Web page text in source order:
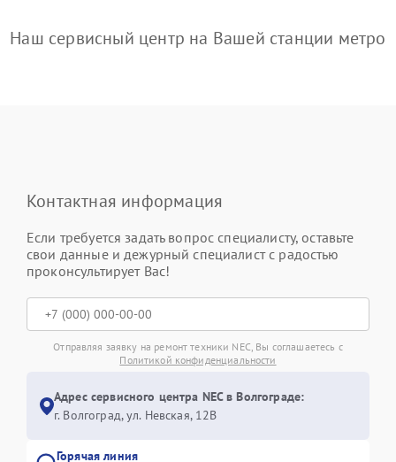
Наш сервисный центр на Вашей станции метро
Контактная информация
Если требуется задать вопрос специалисту, оставьте
свои данные и дежурный специалист с радостью
проконсультирует Вас!
Отправляя заявку на ремонт техники NEC, Вы соглашаетесь с
Политикой конфиденциальности
Адрес сервисного центра NEC в Волгограде:
г. Волгоград, ул. Невская, 12В
Горячая линия